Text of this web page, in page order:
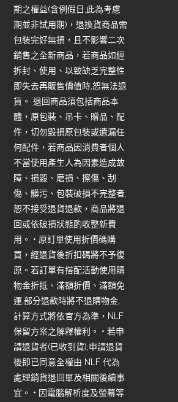
期之權益(含例假日,此為考慮
期並非試用期)，退換貨商品需
包裝完好無損，且不影響二次
銷售之全新商品，若商品如經
拆封、使用、以致缺乏完整性
即失去再販售價值時,恕無法退
貨。 退回商品須包括商品本
體，原包裝、吊卡、贈品、配
件，切勿毀損原包裝或遺漏任
何配件，若商品因消費者個人
不當使用產生人為因素造成故
障、損毀、磨損、擦傷、刮
傷、髒污、包裝破損不完整者,
恕不接受退貨退款，商品將退
回或依破損狀態酌收整新費
用。 • 原訂單使用折價碼購
買，經退貨後折扣碼將不予復
原。若訂單有搭配活動使用購
物金折抵、滿額折價、滿額免
運,部分退款時將不退購物金,
計算方式將依官方為準，NLF
保留方案之解釋權利。 • 若申
請退貨者(已收到貨),申請退貨
後即已同意全權由 NLF 代為
處理銷貨退回單及相關後續事
宜。 • 因電腦解析度及螢幕等